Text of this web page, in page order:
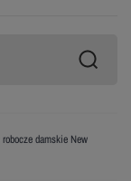
robocze damskie New